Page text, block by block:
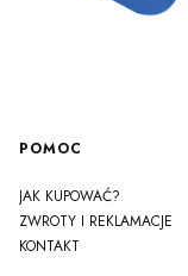
Linki w stopce
POMOC
JAK KUPOWAĆ?
ZWROTY I REKLAMACJE
KONTAKT